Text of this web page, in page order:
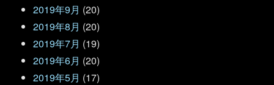
2019年9月 (20)
2019年8月 (20)
2019年7月 (19)
2019年6月 (20)
2019年5月 (17)